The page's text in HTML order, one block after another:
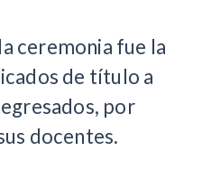
ceremonia fue la
de título a
por
docentes.